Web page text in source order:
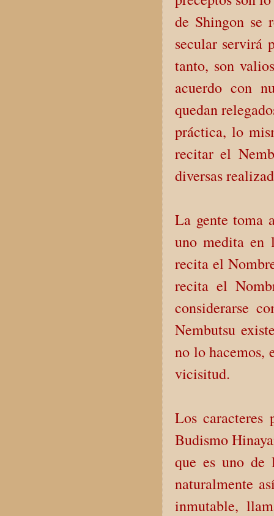
de Shingon se
secular servirá
tanto, son
acuerdo con
quedan
práctica, lo
recitar el
diversas
La gente toma
uno medita en
recita el
recita el
considerarse
Nembutsu
no lo hacemos,
vicisitud.
Los caracteres
Budismo
que es uno de
naturalmente
inmutable,